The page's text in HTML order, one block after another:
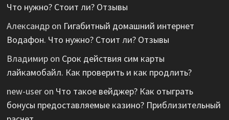
Что нужно? Стоит ли? Отзывы
Александрon Гигабитный домашний интернет
Водафон. Что нужно? Стоит ли? Отзывы
Владимирon Срок действия сим карты
лайкамобайл. Как проверить и как продлить?
new-useron Что такое вейджер? Как отыграть
бонусы предоставляемые казино? Приблизительный